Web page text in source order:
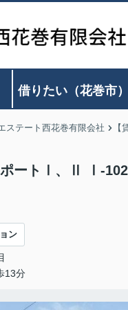
借りたい（花巻市
ステート西花巻有限会社
ポートⅠ、Ⅱ Ⅰ-102
ン
13分